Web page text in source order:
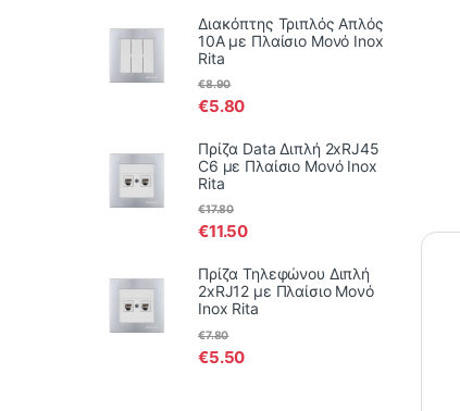
Διακόπτης Τριπλός Απλός
10Α με Πλαίσιο Μονό Inox
Rita
€5.80
€8.90
Πρίζα Data Διπλή 2xRJ45
C6 με Πλαίσιο Μονό Inox
Rita
€11.50
€17.80
Πρίζα Τηλεφώνου Διπλή
2xRJ12 με Πλαίσιο Μονό
Inox Rita
€5.50
€7.80